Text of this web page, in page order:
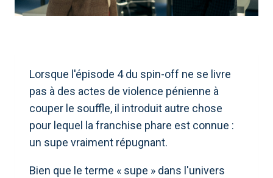
Lorsque l'épisode 4 du spin-off ne se livre
pas à des actes de violence pénienne à
couper le souffle, il introduit autre chose
pour lequel la franchise phare est connue :
un supe vraiment répugnant.
Bien que le terme « supe » dans l'univers